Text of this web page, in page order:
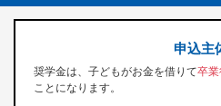
申込主
奨学金は、子どもがお金を借りて卒
ことになります。